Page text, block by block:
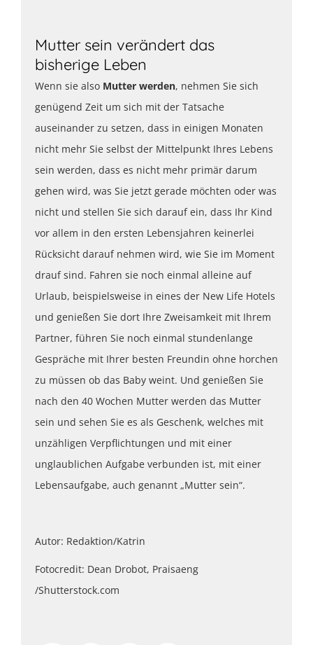
Mutter sein verändert das
bisherige Leben
Wenn sie also Mutter werden, nehmen Sie sich
genügend Zeit um sich mit der Tatsache
auseinander zu setzen, dass in einigen Monaten
nicht mehr Sie selbst der Mittelpunkt Ihres Lebens
sein werden, dass es nicht mehr primär darum
gehen wird, was Sie jetzt gerade möchten oder was
nicht und stellen Sie sich darauf ein, dass Ihr Kind
vor allem in den ersten Lebensjahren keinerlei
Rücksicht darauf nehmen wird, wie Sie im Moment
drauf sind. Fahren sie noch einmal alleine auf
Urlaub, beispielsweise in eines der New Life Hotels
und genießen Sie dort Ihre Zweisamkeit mit Ihrem
Partner, führen Sie noch einmal stundenlange
Gespräche mit Ihrer besten Freundin ohne horchen
zu müssen ob das Baby weint. Und genießen Sie
nach den 40 Wochen Mutter werden das Mutter
sein und sehen Sie es als Geschenk, welches mit
unzähligen Verpflichtungen und mit einer
unglaublichen Aufgabe verbunden ist, mit einer
Lebensaufgabe, auch genannt „Mutter sein“.
Autor: Redaktion/Katrin
Fotocredit: Dean Drobot, Praisaeng
/Shutterstock.com